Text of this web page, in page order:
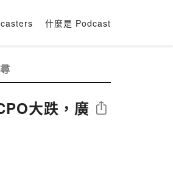
什麼是 Podcast
大跌，廣
分享